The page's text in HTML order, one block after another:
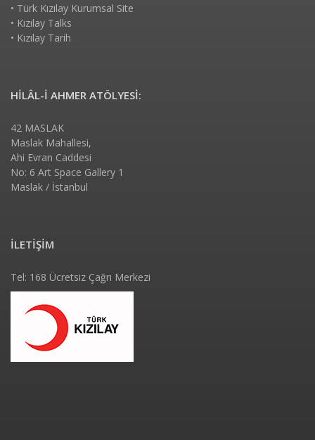
• Türk Kızılay Kurumsal Site
• Kızılay Talks
• Kızılay Tarih
HİLÂL-İ AHMER ATÖLYESİ:
42 MASLAK
Maslak Mahallesi,
Ahi Evran Caddesi
No: 6 Art Space Gallery 1
Maslak / İstanbul
İLETİŞİM
Tel: 168 Ücretsiz Çağrı Merkezi